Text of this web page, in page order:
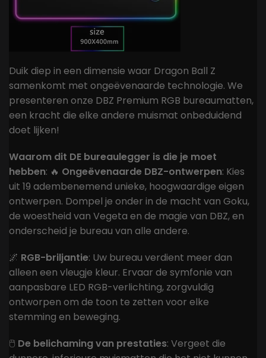
Duik diep in een dimensie waar Dragon Ball Z
samenkomt met ongeëvenaarde technologie. We
presenteren onze DBZ Premium RGB bureaumatten,
een kracht die elke andere muismat onbeduidend
doet lijken!
Waarom dit DE bureaulegger is die je moet
hebben: 🔥 Ongeëvenaarde DBZ-ontwerpen: Kies
uit 19 adembenemend unieke, hoogwaardige eigen
ontwerpen. Dompel je onder in de macht van Goku,
de woestheid van Vegeta en de magie van DBZ, en
onderscheid je bureau van alle andere.
🌌 RGB-briljantie: Uw bureau verdient meer dan
alleen een vleugje kleur. Ervaar de symfonie van
aanpasbare LED RGB-verlichting, zorgvuldig
ontworpen om de toon te zetten voor elke
stemming en beweging.
🖱️ De belichaming van prestaties: Vergeet die